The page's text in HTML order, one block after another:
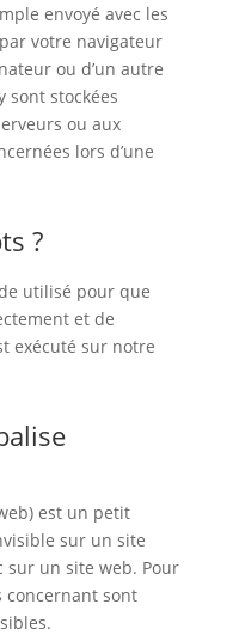
envoyé avec les
votre navigateur
ou d’un autre
sont stockées
ou aux
lors d’une
?
utilisé pour que
et de
exécuté sur notre
est un petit
sur un site
un site web. Pour
concernant sont